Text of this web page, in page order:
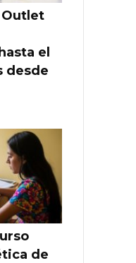
Outlet
el
desde
de